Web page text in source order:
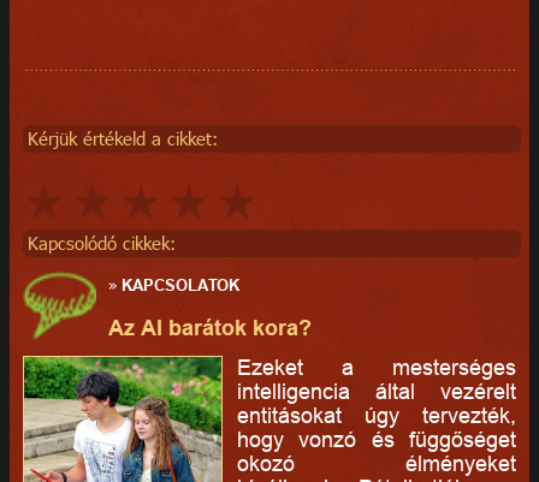
Kérjük értékeld a cikket:
Kapcsolódó cikkek:
» KAPCSOLATOK
Az AI barátok kora?
Ezeket a mesterséges
intelligencia által vezérelt
entitásokat úgy tervezték,
hogy vonzó és függőséget
okozó élményeket